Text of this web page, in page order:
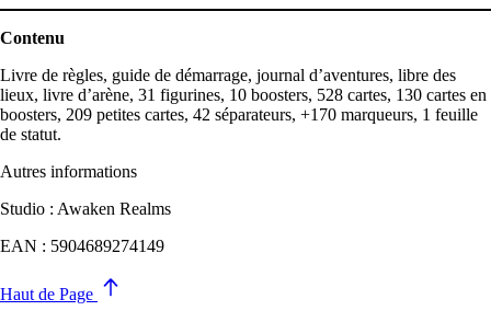
Contenu
Livre de règles, guide de démarrage, journal d’aventures, libre des
lieux, livre d’arène, 31 figurines, 10 boosters, 528 cartes, 130 cartes en
boosters, 209 petites cartes, 42 séparateurs, +170 marqueurs, 1 feuille
de statut.
Autres informations
Studio : Awaken Realms
EAN : 5904689274149
Haut de Page